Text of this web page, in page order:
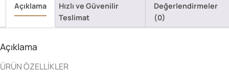
Açıklama
Hızlı ve Güvenilir
Teslimat
Değerlendirmeler
(0)
Açıklama
ÜRÜN ÖZELLİKLER